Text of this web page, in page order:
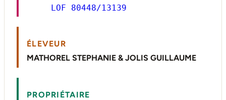
LOF 80448/13139
ÉLEVEUR
MATHOREL STEPHANIE & JOLIS GUILLAUME
PROPRIÉTAIRE